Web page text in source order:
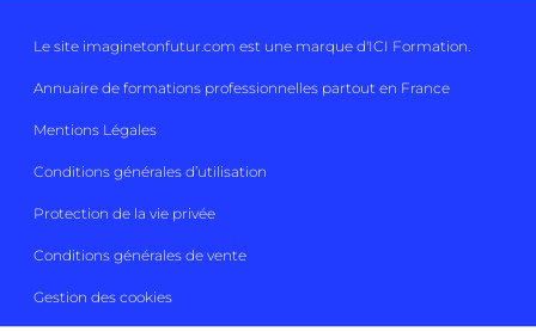
Le site imaginetonfutur.com est une marque d'ICI Formation.
Annuaire de formations professionnelles partout en France
Mentions Légales
Conditions générales d’utilisation
Protection de la vie privée
Conditions générales de vente
Gestion des cookies